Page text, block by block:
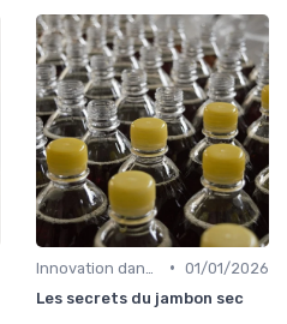
• 01/01/2026
Les secrets du jambon sec